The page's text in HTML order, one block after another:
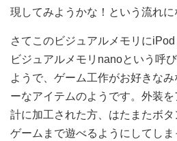
現してみようかな！という流れに
さてこのビジュアルメモリにiPod
ビジュアルメモリnanoという呼
ようで、ゲーム工作がお好きな
ーなアイテムのようです。外装
計に加工された方、はたまたボ
ゲームまで遊べるようにしてし